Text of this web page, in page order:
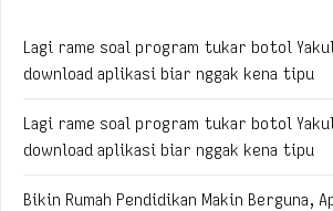
Lagi rame soal program tukar botol
download aplikasi biar nggak kena tipu
Lagi rame soal program tukar botol
download aplikasi biar nggak kena tipu
Bikin Rumah Pendidikan Makin Berguna,